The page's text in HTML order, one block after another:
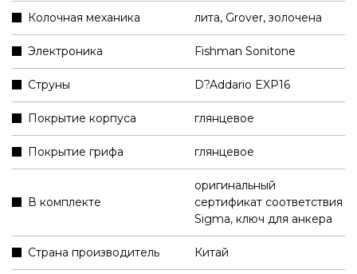
Колочная механика лита, Grover, золочена
Электроника Fishman Sonitone
Струны D?Addario EXP16
Покрытие корпуса глянцевое
Покрытие грифа глянцевое
В комплекте
оригинальный
сертификат соответствия
Sigma, ключ для анкера
Страна производитель Китай